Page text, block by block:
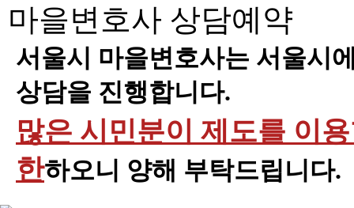
마을변호사 상담예약
서울시 마을변호사는 서울시
상담을 진행합니다.
많은 시민분이 제도를 이
한하오니 양해 부탁드립니다.